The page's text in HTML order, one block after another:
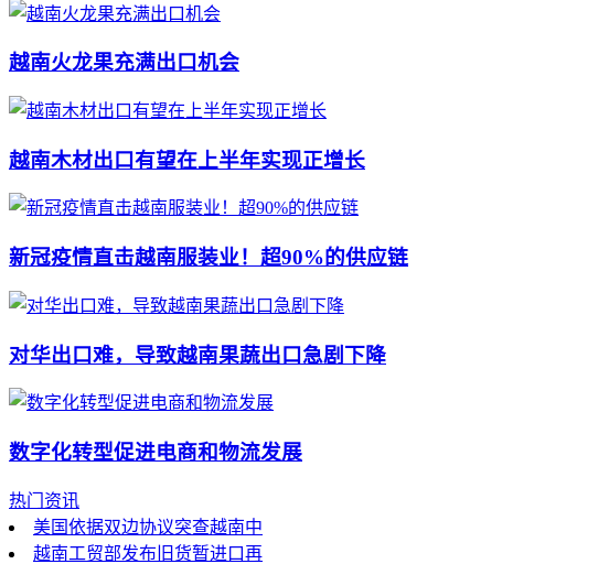
越南火龙果充满出口机会
越南木材出口有望在上半年实现正增长
新冠疫情直击越南服装业！超90%的供应链
对华出口难，导致越南果蔬出口急剧下降
数字化转型促进电商和物流发展
热门资讯
美国依据双边协议突查越南中
越南工贸部发布旧货暂进口再